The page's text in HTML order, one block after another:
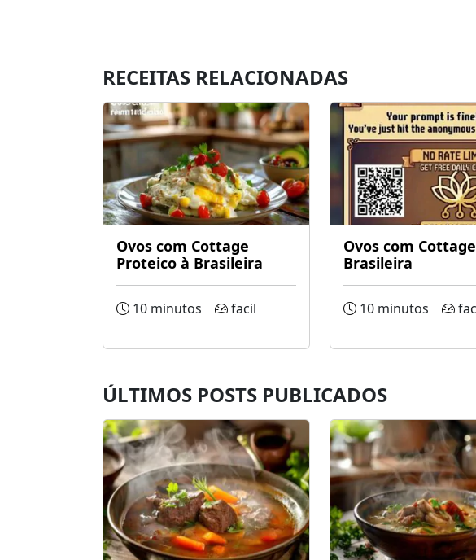
RECEITAS RELACIONADAS
Ovos com Cottage
Proteico à Brasileira
10 minutos facil
Ovos com
Brasileira
10 minutos
ÚLTIMOS POSTS PUBLICADOS